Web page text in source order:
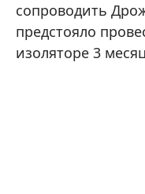
сопроводить
предстояло
изоляторе 3